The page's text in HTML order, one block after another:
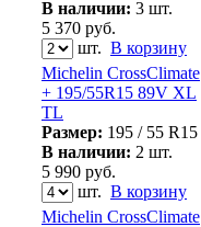
В наличии: 3 шт.
5 370 руб.
шт. В корзину
Michelin CrossClimate
+ 195/55R15 89V XL
TL
Размер: 195 / 55 R15
В наличии: 2 шт.
5 990 руб.
шт. В корзину
Michelin CrossClimate